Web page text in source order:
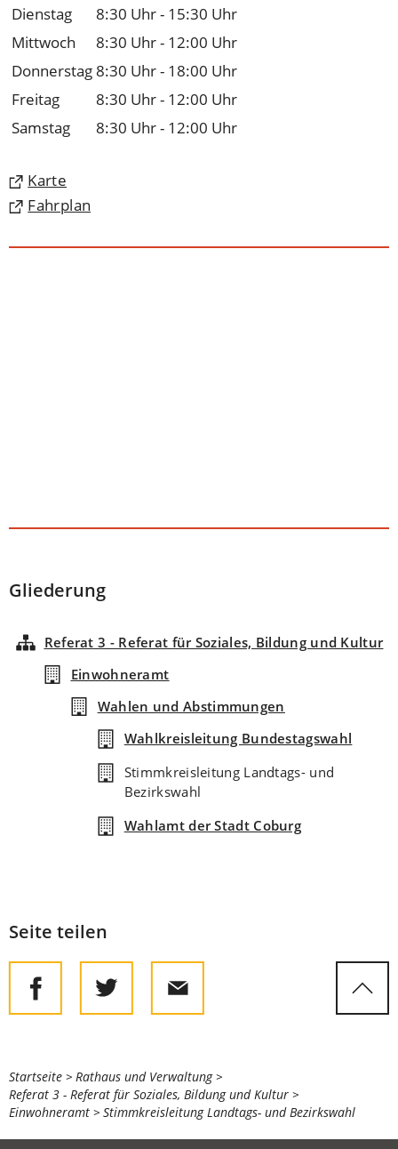
Dienstag
8:30 Uhr - 15:30 Uhr
Mittwoch
8:30 Uhr - 12:00 Uhr
Donnerstag 8:30 Uhr - 18:00 Uhr
Freitag
8:30 Uhr - 12:00 Uhr
Samstag
8:30 Uhr - 12:00 Uhr
Karte
(Öffnet
in
neuen
Fahrplan
(Öffnet
einem
Gliederung
Referat 3 - Referat für Soziales, Bildung und Kultur
Einwohneramt
Wahlen und Abstimmungen
Wahlkreisleitung Bundestagswahl
Stimmkreisleitung Landtags- und
Bezirkswahl
Wahlamt der Stadt Coburg
Seite teilen
Sie
befinden
sich
Startseite
Rathaus und Verwaltung
Referat 3 - Referat für Soziales, Bildung und Kultur
Einwohneramt
Stimmkreisleitung Landtags- und Bezirkswahl